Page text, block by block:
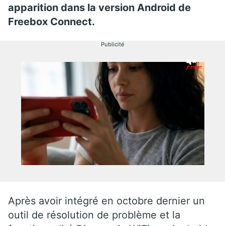
apparition dans la version Android de
Freebox Connect.
Publicité
Après avoir intégré en octobre dernier un
outil de résolution de problème et la